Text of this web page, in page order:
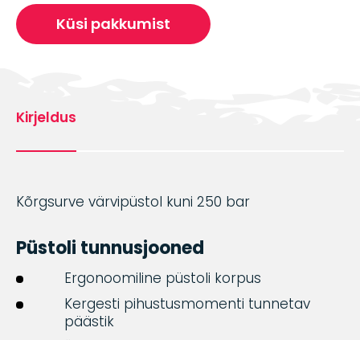
Küsi pakkumist
Kirjeldus
Kõrgsurve värvipüstol kuni 250 bar
Püstoli tunnusjooned
Ergonoomiline püstoli korpus
Kergesti pihustusmomenti tunnetav
päästik